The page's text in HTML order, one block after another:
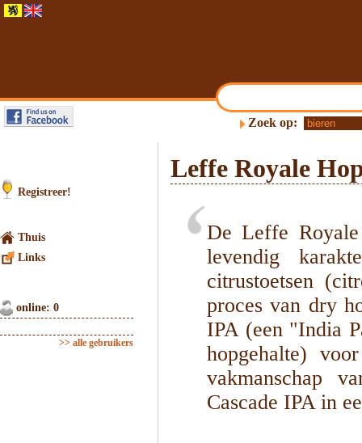
Zoek op:
Registreer!
Thuis
Links
online: 0
>> alle gebruikers
Leffe Royale
De Leffe Royale
levendig
citrustoetsen
proces van dry
IPA (een "India
hopgehalte)
vakmanschap
Cascade IPA in